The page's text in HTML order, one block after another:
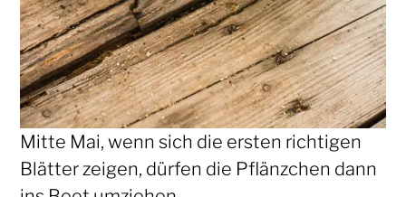
Mitte Mai, wenn sich die ersten richtigen
Blätter zeigen, dürfen die Pflänzchen dann